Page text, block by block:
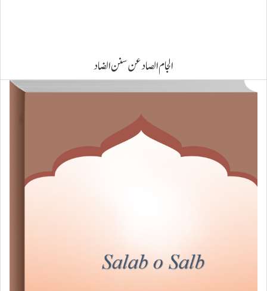
الجام الصاد عن سنن الضاد